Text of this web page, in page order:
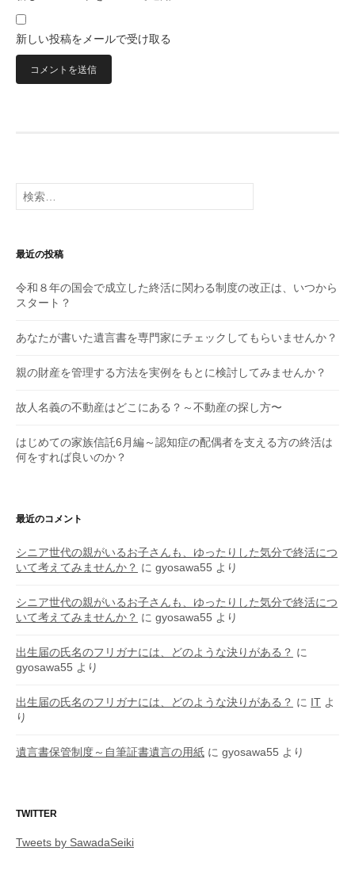
新しい投稿をメールで受け取る
検
索:
最近の投稿
令和８年の国会で成立した終活に関わる制度の改正は、いつから
スタート？
あなたが書いた遺言書を専門家にチェックしてもらいませんか？
親の財産を管理する方法を実例をもとに検討してみませんか？
故人名義の不動産はどこにある？～不動産の探し方〜
はじめての家族信託6月編～認知症の配偶者を支える方の終活は
何をすれば良いのか？
最近のコメント
シニア世代の親がいるお子さんも、ゆったりした気分で終活につ
いて考えてみませんか？ に gyosawa55 より
シニア世代の親がいるお子さんも、ゆったりした気分で終活につ
いて考えてみませんか？ に gyosawa55 より
出生届の氏名のフリガナには、どのような決りがある？ に
gyosawa55 より
出生届の氏名のフリガナには、どのような決りがある？ に IT よ
り
遺言書保管制度～自筆証書遺言の用紙 に gyosawa55 より
TWITTER
Tweets by SawadaSeiki